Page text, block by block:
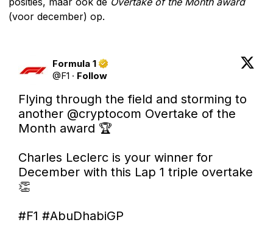
(voor december) op.
Formula 1
@F1 · Follow
Flying through the field and storming to
another @cryptocom Overtake of the
Month award 🏆
Charles Leclerc is your winner for
December with this Lap 1 triple overtake
👏
#F1 #AbuDhabiGP